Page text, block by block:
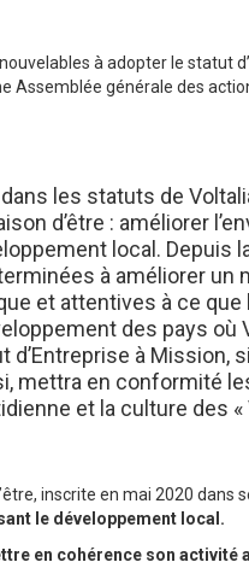
à adopter le statut
Assemblée générale des
dans les statuts de
d’être : améliorer
local. Depuis
à améliorer un
et attentives à ce que
des pays où
à Mission,
mettra en conformité
et la culture des «
inscrite en mai 2020 dans
le développement local.
en cohérence son activité